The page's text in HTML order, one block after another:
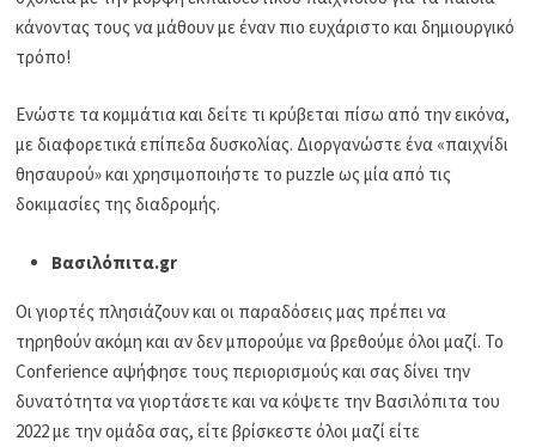
κάνοντας τους να μάθουν με έναν πιο ευχάριστο και δημιουργικό
τρόπο!
Ενώστε τα κομμάτια και δείτε τι κρύβεται πίσω από την εικόνα,
με διαφορετικά επίπεδα δυσκολίας. Διοργανώστε ένα «παιχνίδι
θησαυρού» και χρησιμοποιήστε το puzzle ως μία από τις
δοκιμασίες της διαδρομής.
Βασιλόπιτα.gr
Οι γιορτές πλησιάζουν και οι παραδόσεις μας πρέπει να
τηρηθούν ακόμη και αν δεν μπορούμε να βρεθούμε όλοι μαζί. Το
Conferience αψήφησε τους περιορισμούς και σας δίνει την
δυνατότητα να γιορτάσετε και να κόψετε την Βασιλόπιτα του
2022 με την ομάδα σας, είτε βρίσκεστε όλοι μαζί είτε